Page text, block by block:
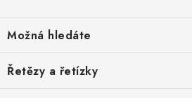
p
a
Možná hledáte
O nás
Řetězy a řetízky